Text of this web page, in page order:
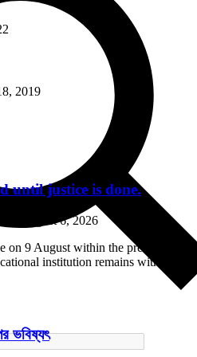
2019
until justice is done.
August 6, 2026
on 9 August within the premises of
institution remains without
ভবিষ্যৎ